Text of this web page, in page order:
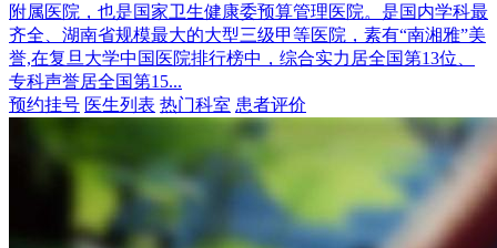
附属医院，也是国家卫生健康委预算管理医院。是国内学科最
齐全、湖南省规模最大的大型三级甲等医院，素有“南湘雅”美
誉,在复旦大学中国医院排行榜中，综合实力居全国第13位、
专科声誉居全国第15...
预约挂号 医生列表 热门科室 患者评价